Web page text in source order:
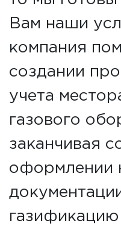
Вам наши
компания
создании
учета
газового
заканчивая
оформлении
газификацию